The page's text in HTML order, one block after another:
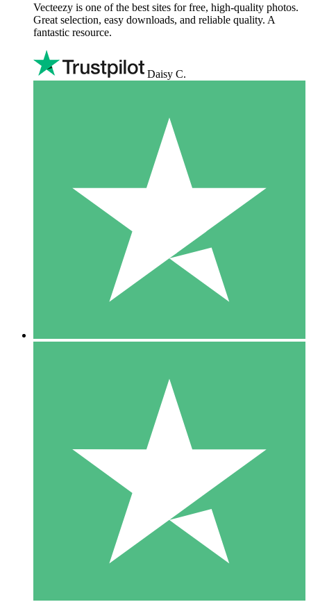
Vecteezy is one of the best sites for free, high‑quality photos.
Great selection, easy downloads, and reliable quality. A
fantastic resource.
Daisy C.